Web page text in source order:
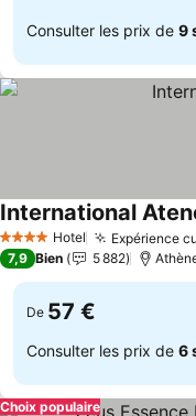
Consulter les prix de 9
4 Étoiles Hotel Expérience
International
7,9 Bien 5 882
De 57 €
Consulter les prix de 6
Choix populaire